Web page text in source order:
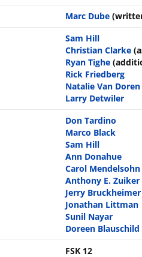
Marc Dube
Sam Hill
Christian Clarke
Ryan Tighe
Rick Friedberg
Natalie Van Doren
Larry Detwiler
Don Tardino
Marco Black
Sam Hill
Ann Donahue
Carol Mendelsohn
Anthony E. Zuiker
Jerry Bruckheimer
Jonathan Littman
Sunil Nayar
Doreen Blauschild
FSK 12